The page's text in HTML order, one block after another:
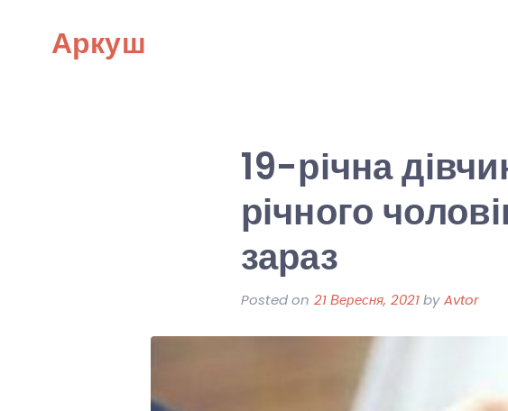
Аркуш
19-річна
річного
зараз
Posted on 21 Вересня, 2021byAvtor